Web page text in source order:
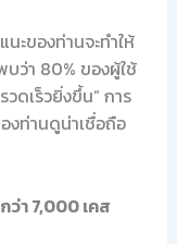
ะของท่านจะทำให้
ว่า 80% ของผู้ใช้
วดเร็วยิ่งขึ้น” การ
งท่านดูน่าเชื่อถือ
า 7,000 เคส